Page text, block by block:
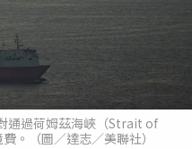
通過荷姆茲海峽（Strait of
。（圖／達志／美聯社）